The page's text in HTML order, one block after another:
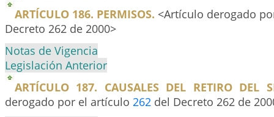
ARTÍCULO 186. PERMISOS. <Artículo derogado
Decreto 262 de 2000>
Notas de Vigencia
Legislación Anterior
ARTÍCULO 187. CAUSALES DEL RETIRO DEL
derogado por el artículo 262 del Decreto 262 de